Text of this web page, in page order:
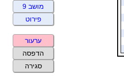
מושב 9
פירוט
ערעור
הדפסה
סגירה